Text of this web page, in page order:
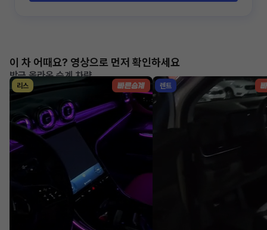
이 차 어때요? 영상으로 먼저 확인하세요
방금 올라온 승계 차량
리스 렌트